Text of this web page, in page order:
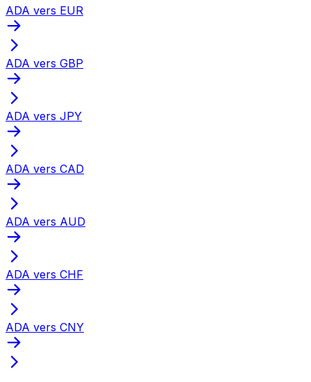
ADA vers EUR
ADA vers GBP
ADA vers JPY
ADA vers CAD
ADA vers AUD
ADA vers CHF
ADA vers CNY